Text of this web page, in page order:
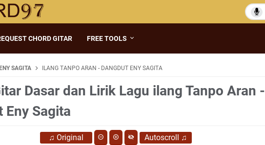
CHORD GITAR FREE TOOLS
SAGITA ILANG TANPO ARAN - DANGDUT ENY SAGITA
Dasar dan Lirik Lagu ilang Tanpo Aran -
Eny Sagita
♫ Original Autoscroll ♫